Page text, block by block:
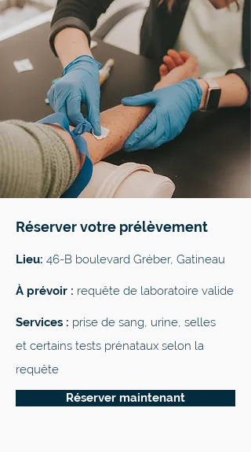
Réserver votre prélèvement
Lieu: 46-B boulevard Gréber, Gatineau
À prévoir : requête de laboratoire valide
Services : prise de sang, urine, selles
et certains tests prénataux selon la
requête
Réserver maintenant